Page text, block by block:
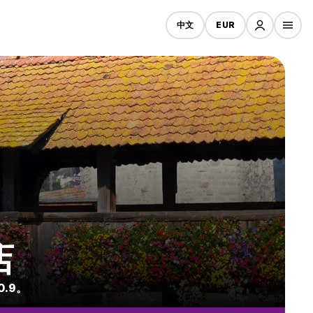
中文 EUR
。